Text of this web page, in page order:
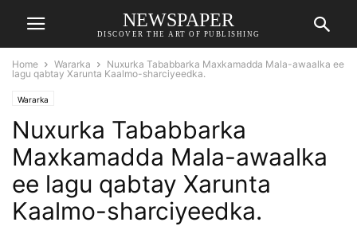
NEWSPAPER
DISCOVER THE ART OF PUBLISHING
Home Wararka
Nuxurka Tababbarka Maxkamadda Mala-awaalka ee
lagu qabtay Xarunta Kaalmo-sharciyeedka.
Wararka
Nuxurka Tababbarka
Maxkamadda Mala-awaalka
ee lagu qabtay Xarunta
Kaalmo-sharciyeedka.